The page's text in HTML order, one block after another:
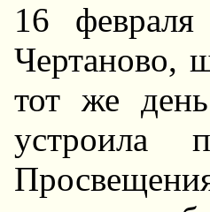
16
Чертаново,
тот же
устроила